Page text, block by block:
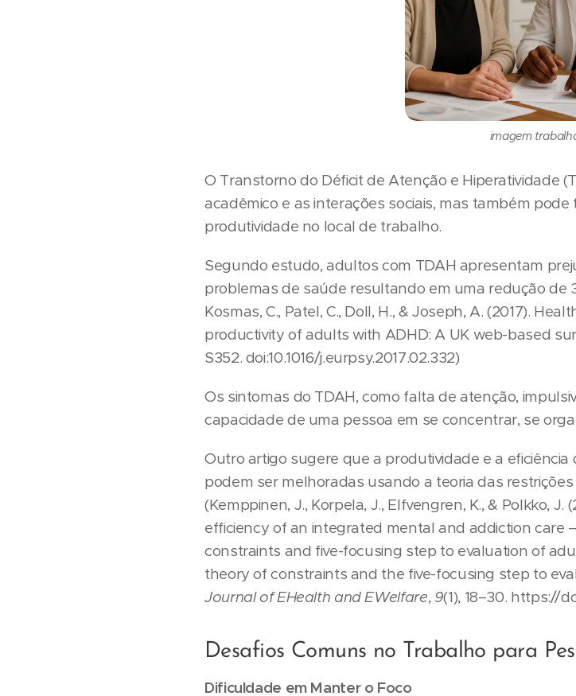
imagem
O Transtorno do Déficit de Atenção e Hiperatividade
acadêmico e as interações sociais, mas também
produtividade no local de trabalho.
Segundo estudo, adultos com TDAH apresentam
problemas de saúde resultando em uma redução de
Kosmas, C., Patel, C., Doll, H., & Joseph, A. (2017).
productivity of adults with ADHD: A UK web-based
S352. doi:10.1016/j.eurpsy.2017.02.332)
Os sintomas do TDAH, como falta de atenção,
capacidade de uma pessoa em se concentrar, se
Outro artigo sugere que a produtividade e a
podem ser melhoradas usando a teoria das
(Kemppinen, J., Korpela, J., Elfvengren, K., & Polkko,
efficiency of an integrated mental and addiction care
constraints and five-focusing step to evaluation of
theory of constraints and the five-focusing step to
Journal of EHealth and EWelfare, 9(1), 18–30. https://
Desafios Comuns no Trabalho para
Dificuldade em Manter o Foco